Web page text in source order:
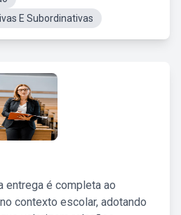
E Subordinativas
entrega é completa ao
contexto escolar, adotando